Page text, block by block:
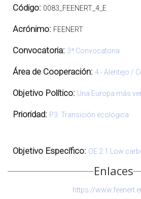
Código: 0083_FEENERT_4_E
Acrónimo: FEENERT
Convocatoria: 3ª Convocatoria
Área de Cooperación: 4 - Alentejo /
Objetivo Político: Una Europa más
Prioridad: P3. Transición ecológica
Objetivo Específico: OE 2.1 Low
Enlaces
https://